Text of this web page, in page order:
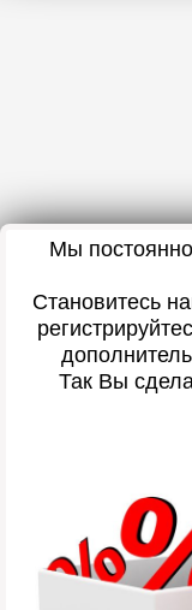
Мы
Становитесь
Так Вы